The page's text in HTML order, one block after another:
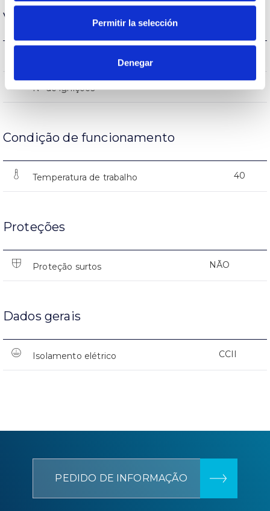
Permitir la selección
Denegar
Vida
Nº de ignições
Condição de funcionamento
Temperatura de trabalho 40
Proteções
Proteção surtos NÃO
Dados gerais
Isolamento elétrico CCII
PEDIDO DE INFORMAÇÃO